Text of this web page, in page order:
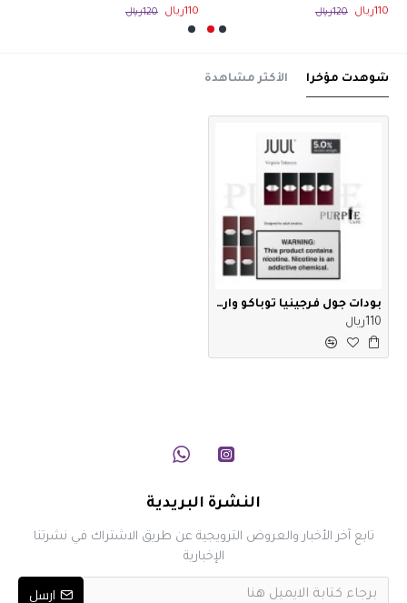
110ريال 120ريال 110ريال 120ريال
شوهدت مؤخرا الأكثر مشاهدة
بودات جول فرجينيا توباكو وارد امريكا
110ريال
النشرة البريدية
تابع آخر الأخبار والعروض الترويجية عن طريق الاشتراك في نشرتنا
الإخبارية
ارسل